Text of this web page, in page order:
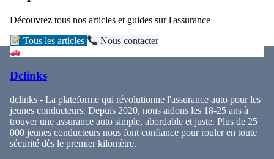
Découvrez tous nos articles et guides sur l'assurance
Tous les articles Nous contacter
Dclinks
dclinks - La plateforme qui révolutionne l'assurance auto pour les
jeunes conducteurs. Depuis 2020, nous aidons les 18-25 ans à
trouver une assurance auto simple, abordable et juste. Plus de 25
000 jeunes conducteurs nous font confiance pour rouler en toute
sécurité dès le premier kilomètre.